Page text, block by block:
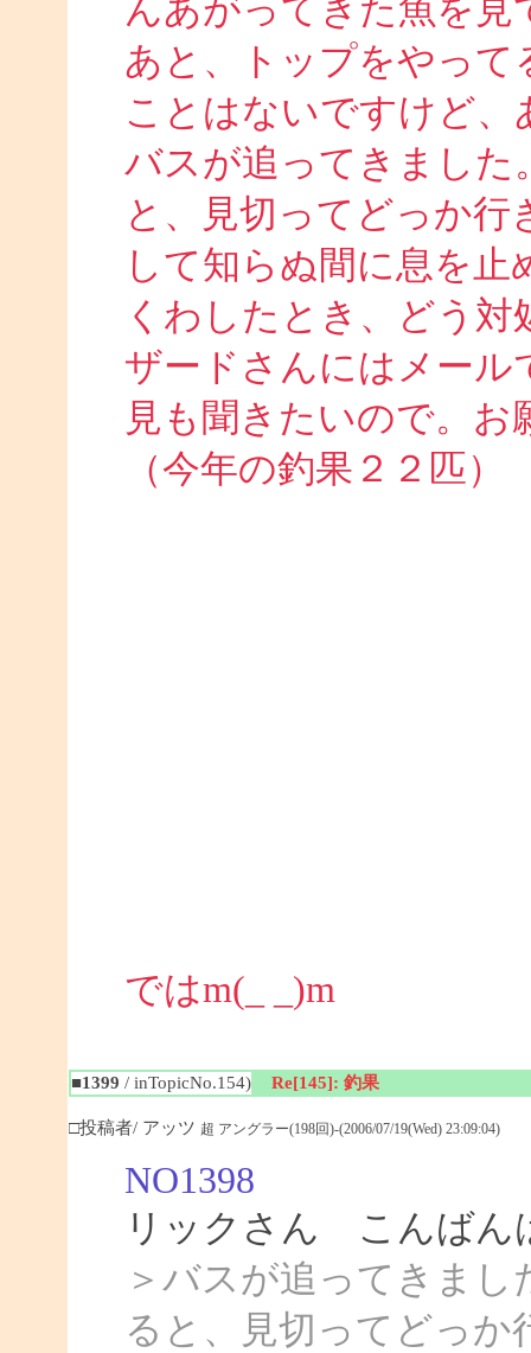
んあがってきた魚を
あと、トップをやって
ことはないですけど
バスが追ってきまし
と、見切ってどっか行
して知らぬ間に息を
くわしたとき、どう
ザードさんにはメール
見も聞きたいので。お
（今年の釣果２２匹）
ではm(_ _)m
■1399 / inTopicNo.154) Re[145]: 釣果
□投稿者/ アッツ 超 アングラー(198回)-(2006/07/19(Wed) 23:09:04)
NO1398
リックさん こんばん
＞バスが追ってきま
ると、見切ってどっか